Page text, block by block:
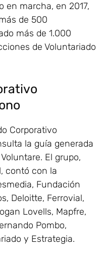
en marcha, en 2017,
de 500
más de 1.000
de Voluntariado
Corporativo
la guía generada
El grupo,
contó con la
Fundación
Deloitte, Ferrovial,
Lovells, Mapfre,
Pombo,
y Estrategia.